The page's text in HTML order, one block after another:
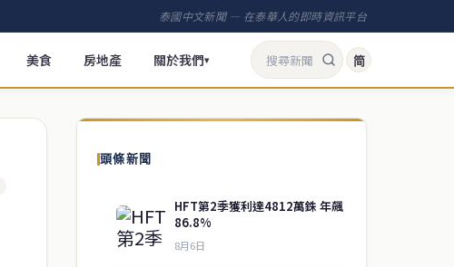
泰國中文新聞 — 在泰華人的即時資訊平台
美食 房地產 關於我們▾ 简
頭條新聞
HFT第2季獲利達4812萬銖 年飆
86.8%
8月6日